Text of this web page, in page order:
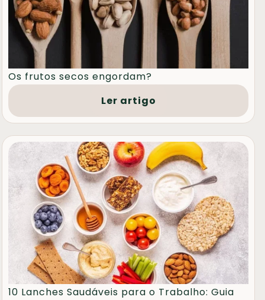
Os frutos secos engordam?
Ler artigo
10 Lanches Saudáveis para o Trabalho: Guia